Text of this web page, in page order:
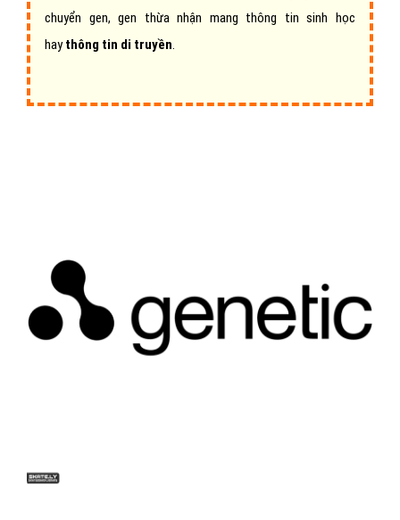
chuyển gen, gen thừa nhận mang thông tin sinh học
haythông tin di truyền.